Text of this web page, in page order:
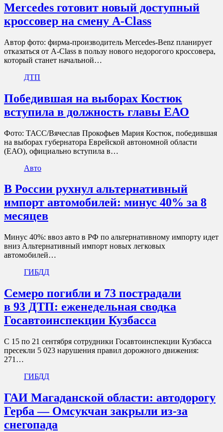
Mercedes готовит новый доступный
кроссовер на смену A-Class
Автор фото: фирма-производитель Mercedes-Benz планирует
отказаться от A-Class в пользу нового недорогого кроссовера,
который станет начальной…
ДТП
Победившая на выборах Костюк
вступила в должность главы ЕАО
Фото: ТАСС/Вячеслав Прокофьев Мария Костюк, победившая
на выборах губернатора Еврейской автономной области
(ЕАО), официально вступила в…
Авто
В России рухнул альтернативный
импорт автомобилей: минус 40% за 8
месяцев
Минус 40%: ввоз авто в РФ по альтернативному импорту идет
вниз Альтернативный импорт новых легковых
автомобилей…
ГИБДД
Семеро погибли и 73 пострадали
в 93 ДТП: еженедельная сводка
Госавтоинспекции Кузбасса
С 15 по 21 сентября сотрудники Госавтоинспекции Кузбасса
пресекли 5 023 нарушения правил дорожного движения:
271…
ГИБДД
ГАИ Магаданской области: автодорогу
Герба — Омсукчан закрыли из-за
снегопада